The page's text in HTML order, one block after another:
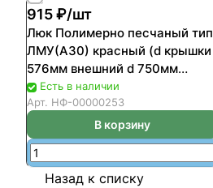
915 ₽/шт
Люк Полимерно песчаный тип
ЛМУ(А30) красный (d крышки
576мм внешний d 750мм
нагрузка до 3т)
Есть в наличии
Арт. НФ-00000253
В корзину
Назад к списку